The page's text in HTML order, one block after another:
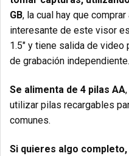
GB, la cual hay que
interesante de este visor
1.5″ y tiene salida de
de grabación independiente.
Se alimenta de 4 pilas AA
utilizar pilas recargables
comunes.
Si quieres algo